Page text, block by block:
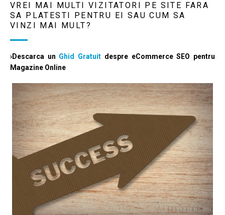
VREI MAI MULTI VIZITATORI PE SITE FARA
SA PLATESTI PENTRU EI SAU CUM SA
VINZI MAI MULT?
›Descarca un Ghid Gratuit despre eCommerce SEO pentru
Magazine Online